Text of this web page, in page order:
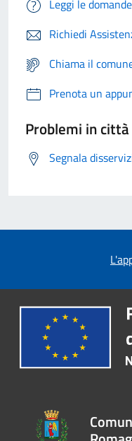
Leggi le
Richiedi
Chiama il
Prenota un
Problemi in città
Segnala